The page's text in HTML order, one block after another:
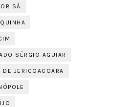
SÁ
SÉRGIO AGUIAR
JERICOACOARA